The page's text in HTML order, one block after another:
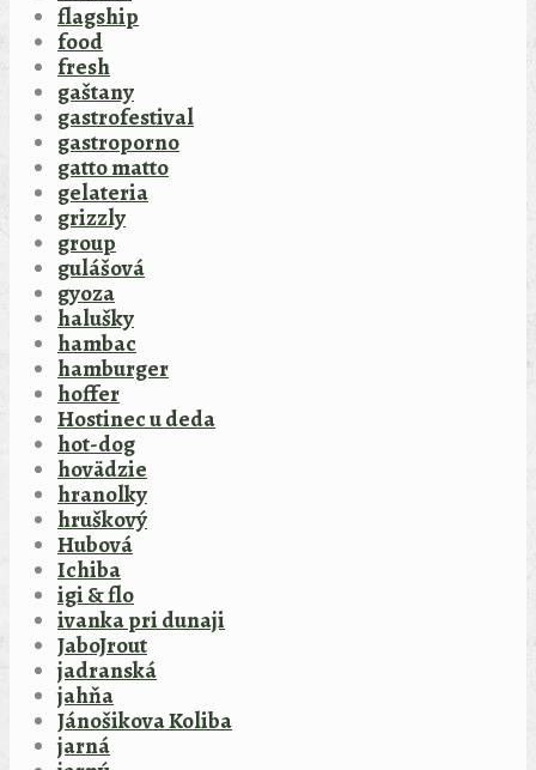
flagship
food
fresh
gaštany
gastrofestival
gastroporno
gatto matto
gelateria
grizzly
group
gulášová
gyoza
halušky
hambac
hamburger
hoffer
Hostinec u deda
hot-dog
hovädzie
hranolky
hruškový
Hubová
Ichiba
igi & flo
ivanka pri dunaji
JaboJrout
jadranská
jahňa
Jánošikova Koliba
jarná